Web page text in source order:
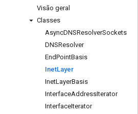
Visão geral
Classes
AsyncDNSResolverSockets
DNSResolver
EndPointBasis
InetLayer
InetLayerBasis
InterfaceAddressIterator
InterfaceIterator